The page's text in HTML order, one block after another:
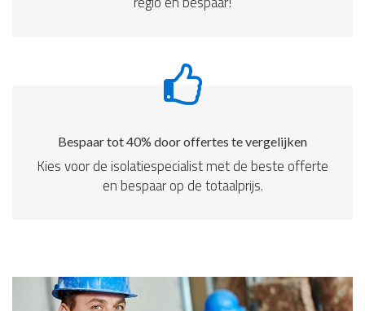
Bespaar tot 40% door offertes te vergelijken
Kies voor de isolatiespecialist met de beste offerte
en bespaar op de totaalprijs.